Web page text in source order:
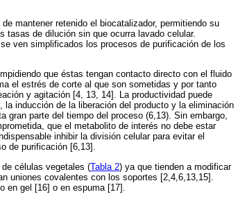
mantener retenido el biocatalizador, permitiendo su
tasas de dilución sin que ocurra lavado celular.
ven simplificados los procesos de purificación de los
que éstas tengan contacto directo con el fluido
el estrés de corte al que son sometidas y por tanto
y agitación [4, 13, 14]. La productividad puede
inducción de la liberación del producto y la eliminación
gran parte del tiempo del proceso (6,13). Sin embargo,
que el metabolito de interés no debe estar
inhibir la división celular para evitar el
de purificación [6,13].
células vegetales (Tabla 2) ya que tienden a modificar
uniones covalentes con los soportes [2,4,6,13,15].
en gel [16] o en espuma [17].